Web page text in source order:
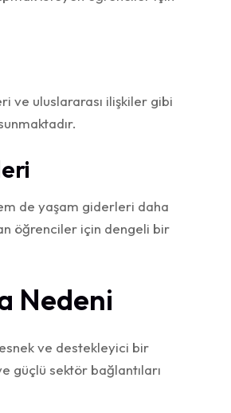
ve uluslararası ilişkiler gibi
de yaşam giderleri daha
öğrenciler için dengeli bir
Nedeni
ve destekleyici bir
güçlü sektör bağlantıları